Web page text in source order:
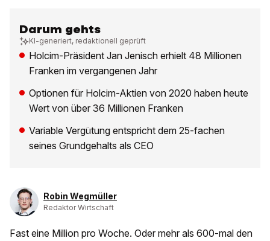
Darum gehts
KI-generiert, redaktionell geprüft
Holcim-Präsident Jan Jenisch erhielt 48 Millionen
Franken im vergangenen Jahr
Optionen für Holcim-Aktien von 2020 haben heute
Wert von über 36 Millionen Franken
Variable Vergütung entspricht dem 25-fachen
seines Grundgehalts als CEO
Robin Wegmüller
Redaktor Wirtschaft
Fast eine Million pro Woche. Oder mehr als 600-mal den